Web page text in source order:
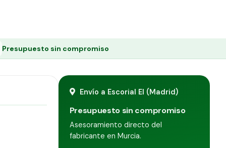
Presupuesto sin compromiso
Envío a Escorial El (Madrid)
Presupuesto sin compromiso
Asesoramiento directo del
fabricante en Murcia.